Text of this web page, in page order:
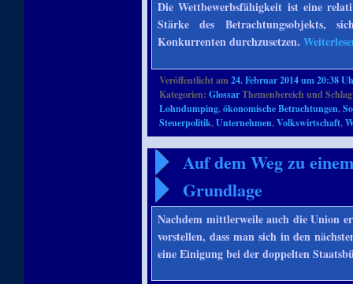
Die Wettbewerbsfähigkeit ist eine
Stärke des Betrachtungsobjekts,
Konkurrenten durchzusetzen.
Veröffentlicht am24. Februar 2014 um 20:38
Kategorien:GlossarThemenbereich und
Lohndumping,ökonomische Betrachtungen,
Steuerpolitik,Unternehmen,Volkswirtschaft,
Auf dem Weg zu
Grundlage
Nachdem mittlerweile auch die Union
vorstellen, dass man sich in den
eine Einigung bei der doppelten